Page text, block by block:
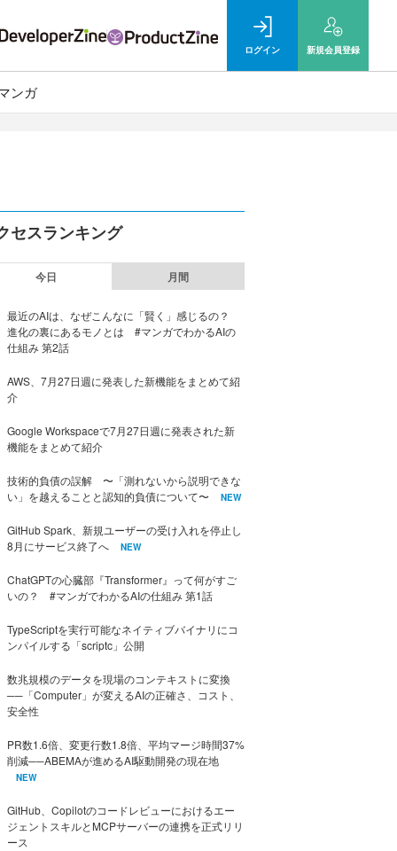
ログイン 新規会員登録
ンガ
セスランキング
今日 月間
最近のAIは、なぜこんなに「賢く」感じるの？
進化の裏にあるモノとは #マンガでわかるAIの
仕組み 第2話
AWS、7月27日週に発表した新機能をまとめて紹
介
Google Workspaceで7月27日週に発表された新
機能をまとめて紹介
技術的負債の誤解 〜「測れないから説明できな
い」を越えることと認知的負債について〜
NEW
GitHub Spark、新規ユーザーの受け入れを停止し
8月にサービス終了へ
NEW
ChatGPTの心臓部『Transformer』って何がすご
いの？ #マンガでわかるAIの仕組み 第1話
TypeScriptを実行可能なネイティブバイナリにコ
ンパイルする「scriptc」公開
数兆規模のデータを現場のコンテキストに変換
──「Computer」が変えるAIの正確さ、コスト、
安全性
PR数1.6倍、変更行数1.8倍、平均マージ時間37%
削減──ABEMAが進めるAI駆動開発の現在地
NEW
GitHub、Copilotのコードレビューにおけるエー
ジェントスキルとMCPサーバーの連携を正式リリ
ース